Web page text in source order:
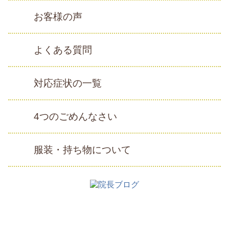
お客様の声
よくある質問
対応症状の一覧
4つのごめんなさい
服装・持ち物について